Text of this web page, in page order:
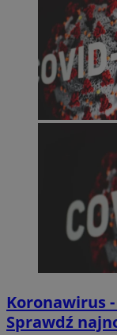
Koronawirus
Sprawdź